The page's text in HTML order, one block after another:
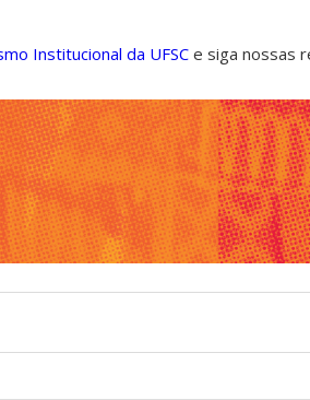
Institucional da UFSC e siga nossas